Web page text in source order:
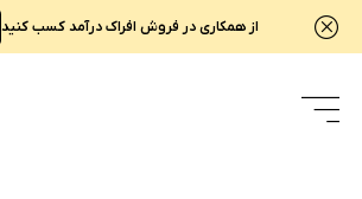
از همکاری در فروش افراک درآمد کسب کنید